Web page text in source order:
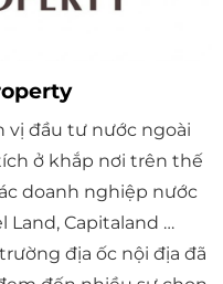
vị đầu tư nước ngoài
ở khắp nơi trên thế
doanh nghiệp nước
Land, Capitaland …
địa ốc nội địa đã